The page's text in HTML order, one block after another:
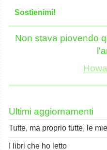
Sostienimi!
Non stava piovendo
Ultimi aggiornamenti
Tutte, ma proprio tutte, le
I libri che ho letto